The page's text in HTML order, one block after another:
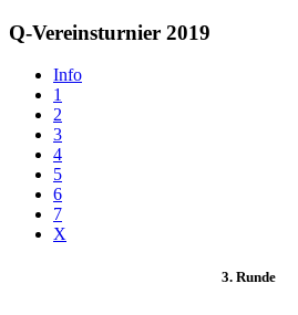
Q-Vereinsturnier 2019
Info
1
2
3
4
5
6
7
X
3. Runde